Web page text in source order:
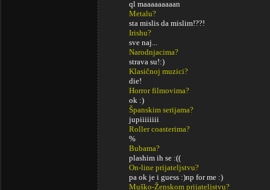
ql maaaaaaaaan
Metalu?
sta mislis da mislim!??!
Irishu?
sve naj...
Narodnjacima?
strava su!:)
Klasičnoj muzici?
die!
Horror filmovima?
ok :)
Španskim serijama?
jupiiiiiiii
Roller coasterima?
%
Bubama?
plashim ih se :((
On-line prijateljstvu?
pa ok je i guess :)np for me :)
Muško-Ženskom prijateljstvu?